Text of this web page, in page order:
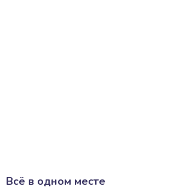
Всё в одном месте